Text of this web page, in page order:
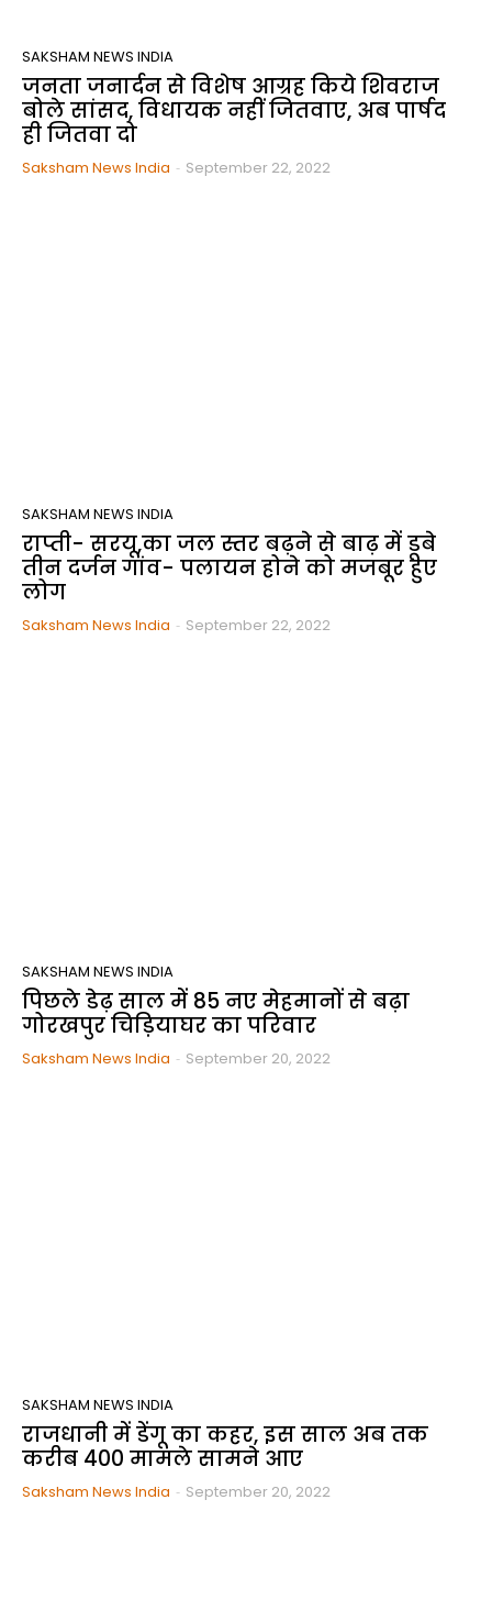
SAKSHAM NEWS INDIA
जनता जनार्दन से विशेष आग्रह किये शिवराज
बोले सांसद, विधायक नहीं जितवाए, अब पार्षद
ही जितवा दो
Saksham News India - September 22, 2022
SAKSHAM NEWS INDIA
राप्ती- सरयू,का जल स्तर बढ़ने से बाढ़ में डूबे
तीन दर्जन गांव- पलायन होने को मजबूर हुए
लोग
Saksham News India - September 22, 2022
SAKSHAM NEWS INDIA
पिछले डेढ़ साल में 85 नए मेहमानों से बढ़ा
गोरखपुर चिड़ियाघर का परिवार
Saksham News India - September 20, 2022
SAKSHAM NEWS INDIA
राजधानी में डेंगू का कहर, इस साल अब तक
करीब 400 मामले सामने आए
Saksham News India - September 20, 2022